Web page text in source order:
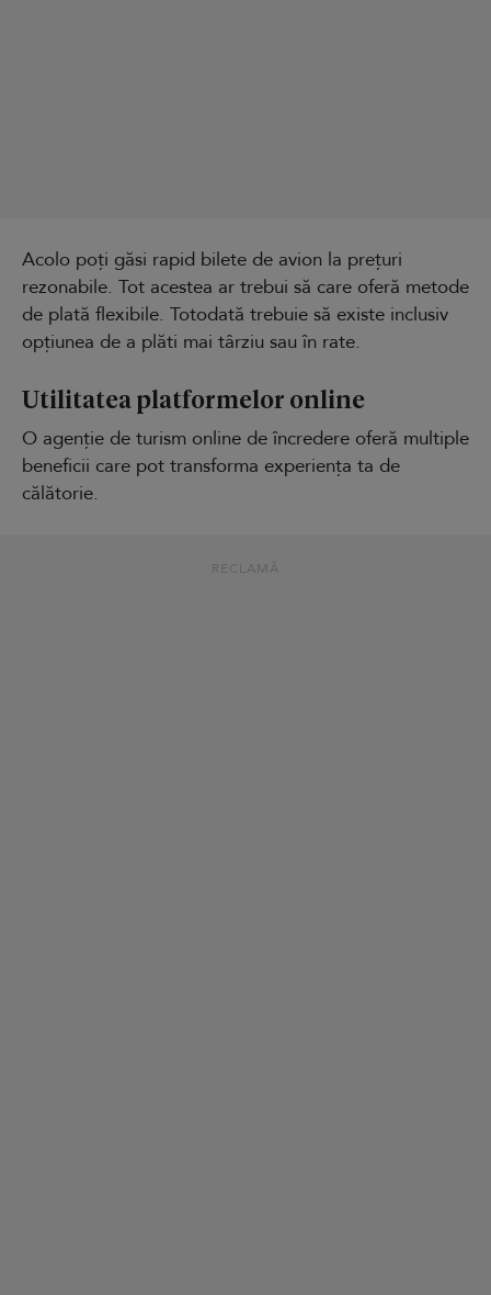
Acolo poți găsi rapid bilete de avion la prețuri
rezonabile. Tot acestea ar trebui să care oferă metode
de plată flexibile. Totodată trebuie să existe inclusiv
opțiunea de a plăti mai târziu sau în rate.
Utilitatea platformelor online
O agenție de turism online de încredere oferă multiple
beneficii care pot transforma experiența ta de
călătorie.
RECLAMĂ